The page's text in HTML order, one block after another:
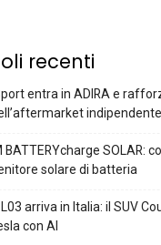
recenti
entra in ADIRA e
indipendente
BATTERYcharge SOLAR:
solare di batteria
L03 arriva in Italia: il SUV
con AI